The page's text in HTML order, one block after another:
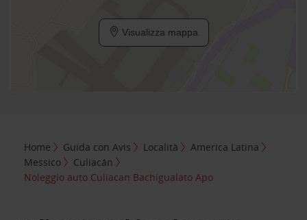
Visualizza mappa
Home Guida con Avis Località
America Latina
Messico
Culiacán
Noleggio auto Culiacan Bachigualato Apo